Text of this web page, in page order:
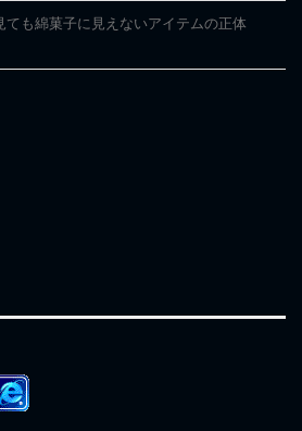
ても綿菓子に見えないアイテムの正体